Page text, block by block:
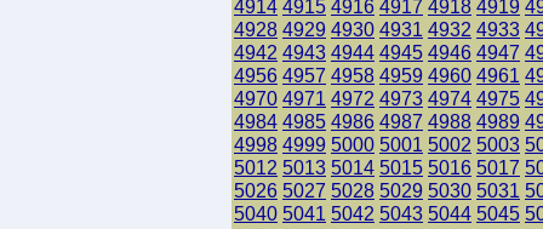
4914 4915 4916 4917 4918 4919
4928 4929 4930 4931 4932 4933
4942 4943 4944 4945 4946 4947
4956 4957 4958 4959 4960 4961
4970 4971 4972 4973 4974 4975
4984 4985 4986 4987 4988 4989
4998 4999 5000 5001 5002 5003
5012 5013 5014 5015 5016 5017
5026 5027 5028 5029 5030 5031
5040 5041 5042 5043 5044 5045